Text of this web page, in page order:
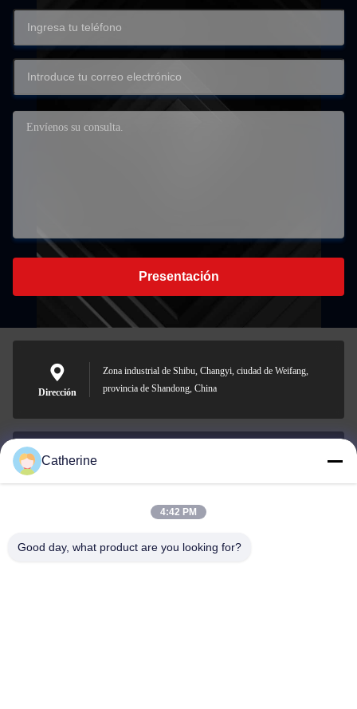
Presentación
Dirección
Zona industrial de Shibu, Changyi, ciudad de Weifang,
provincia de Shandong, China
Correo
Catherine
4:42 PM
Good day, what product are you looking for?